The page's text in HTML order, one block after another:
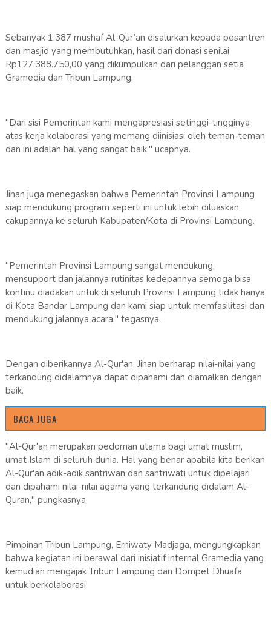
Sebanyak 1.387 mushaf Al-Qur’an disalurkan kepada pesantren
dan masjid yang membutuhkan, hasil dari donasi senilai
Rp127.388.750,00 yang dikumpulkan dari pelanggan setia
Gramedia dan Tribun Lampung.
"Dari sisi Pemerintah kami mengapresiasi setinggi-tingginya
atas kerja kolaborasi yang memang diinisiasi oleh teman-teman
dan ini adalah hal yang sangat baik," ucapnya.
Jihan juga menegaskan bahwa Pemerintah Provinsi Lampung
siap mendukung program seperti ini untuk lebih diluaskan
cakupannya ke seluruh Kabupaten/Kota di Provinsi Lampung.
"Pemerintah Provinsi Lampung sangat mendukung,
mensupport dan jalannya rutinitas kedepannya semoga bisa
kontinu diadakan untuk di seluruh Provinsi Lampung tidak hanya
di Kota Bandar Lampung dan kami siap untuk memfasilitasi dan
mendukung jalannya acara," tegasnya.
Dengan diberikannya Al-Qur'an, Jihan berharap nilai-nilai yang
terkandung didalamnya dapat dipahami dan diamalkan dengan
baik.
BACA JUGA
"Al-Qur'an merupakan pedoman utama bagi umat muslim,
umat Islam di seluruh dunia. Hal yang benar apabila kita berikan
Al-Qur'an adik-adik santriwan dan santriwati untuk dipelajari
dan dipahami nilai-nilai agama yang terkandung didalam Al-
Quran," pungkasnya.
Pimpinan Tribun Lampung, Erniwaty Madjaga, mengungkapkan
bahwa kegiatan ini berawal dari inisiatif internal Gramedia yang
kemudian mengajak Tribun Lampung dan Dompet Dhuafa
untuk berkolaborasi.